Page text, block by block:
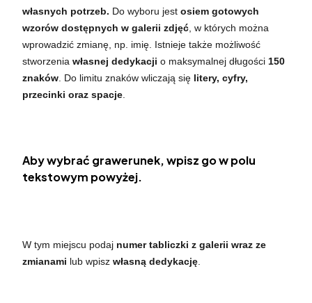
własnych potrzeb. Do wyboru jest osiem gotowych
wzorów dostępnych w galerii zdjęć , w których można
wprowadzić zmianę, np. imię. Istnieje także możliwość
stworzenia własnej dedykacji o maksymalnej długości 150
znaków . Do limitu znaków wliczają się litery, cyfry,
przecinki oraz spacje
Aby wybrać grawerunek, wpisz go w polu
tekstowym powyżej.
W tym miejscu podaj numer tabliczki z galerii wraz ze
zmianami lub wpisz własną dedykację